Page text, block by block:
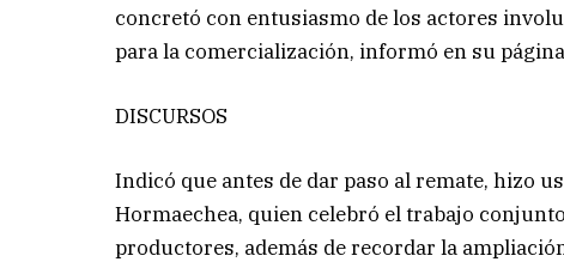
concretó con entusiasmo de los actores
para la comercialización, informó en su
DISCURSOS
Indicó que antes de dar paso al remate, hizo
Hormaechea, quien celebró el trabajo
productores, además de recordar la